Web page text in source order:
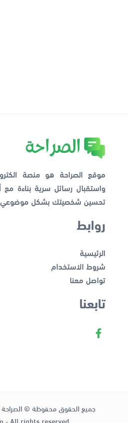
موقع الصراحة هو منصة
واستقبال رسائل سرية بناءة
تحسين شخصيتك بشكل
روابط
الرئيسية
شروط الاستخدام
تواصل معنا
تابعنا
جميع الحقوق محفوظة © الصراحة -
- All rights reserved